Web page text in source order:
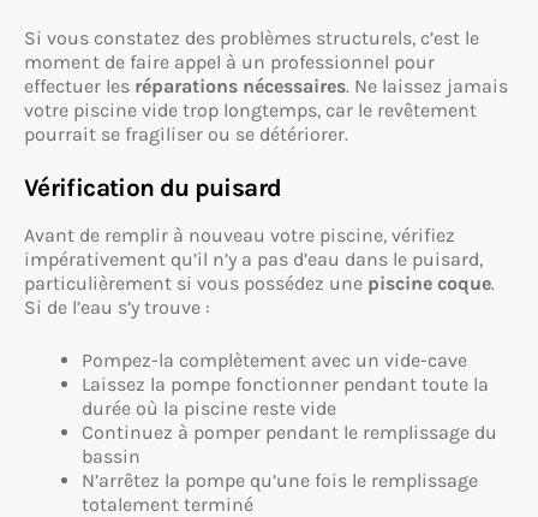
Si vous constatez des problèmes structurels, c’est le
moment de faire appel à un professionnel pour
effectuer les réparations nécessaires. Ne laissez jamais
votre piscine vide trop longtemps, car le revêtement
pourrait se fragiliser ou se détériorer.
Vérification du puisard
Avant de remplir à nouveau votre piscine, vérifiez
impérativement qu’il n’y a pas d’eau dans le puisard,
particulièrement si vous possédez une piscine coque.
Si de l’eau s’y trouve :
Pompez-la complètement avec un vide-cave
Laissez la pompe fonctionner pendant toute la
durée où la piscine reste vide
Continuez à pomper pendant le remplissage du
bassin
N’arrêtez la pompe qu’une fois le remplissage
totalement terminé